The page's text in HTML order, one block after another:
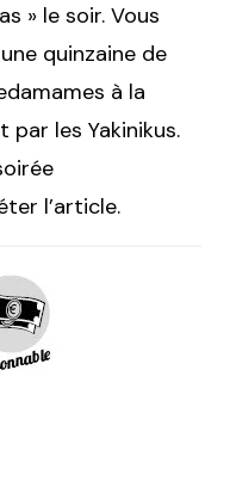
» le soir. Vous
quinzaine de
à la
par les Yakinikus.
l’article.